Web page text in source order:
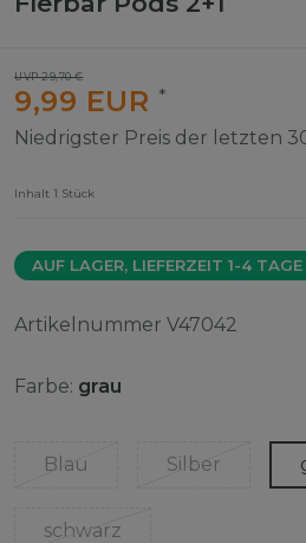
UVP 29,70 €
9,99 EUR *
Niedrigster Preis der letzten
Inhalt 1 Stück
AUF LAGER, LIEFERZEIT 1-4 TAGE
Artikelnummer V47042
Farbe: grau
Blau Silber
schwarz